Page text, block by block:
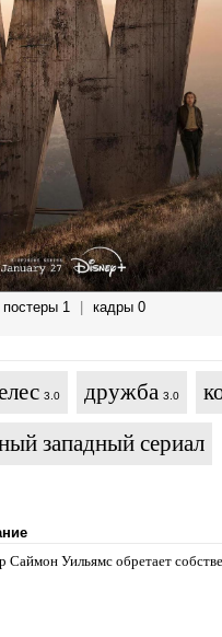
постеры 1 | кадры 0
3.0 дружба 3.0
западный сериал
Саймон Уильямс обретает